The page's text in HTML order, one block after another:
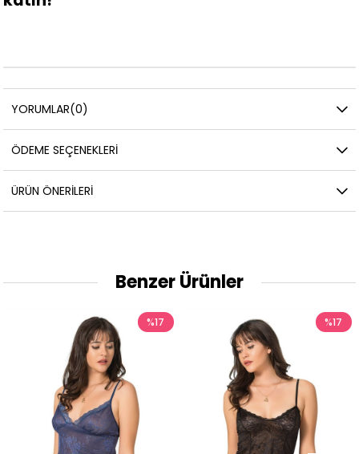
YORUMLAR(0)
ÖDEME SEÇENEKLERI
ÜRÜN ÖNERILERI
Benzer Ürünler
%17 %17